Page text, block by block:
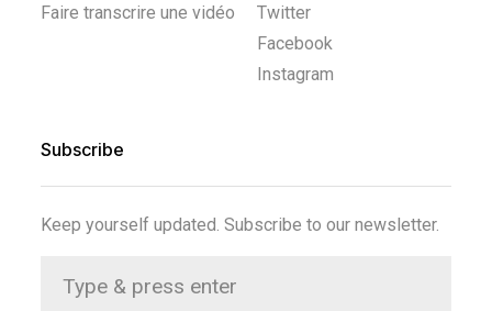
Faire transcrire une vidéo
Twitter
Facebook
Instagram
Subscribe
Keep yourself updated. Subscribe to our newsletter.